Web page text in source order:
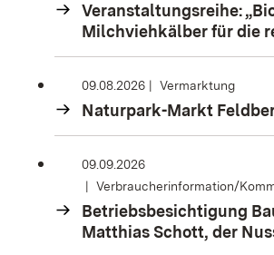
Veranstaltungsreihe:
Milchviehkälber für die
09.08.2026 Vermarktung
Naturpark-Markt
09.09.2026
Verbraucherinformation/
Betriebsbesichtigung
Matthias Schott, der